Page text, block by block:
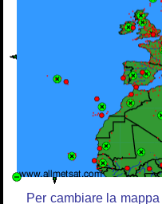
Per cambiare la